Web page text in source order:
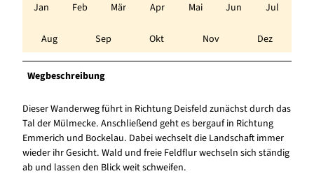
Jan Feb Mär Apr Mai Jun Jul
Aug Sep Okt Nov Dez
Wegbeschreibung
Dieser Wanderweg führt in Richtung Deisfeld zunächst durch das
Tal der Mülmecke. Anschließend geht es bergauf in Richtung
Emmerich und Bockelau. Dabei wechselt die Landschaft immer
wieder ihr Gesicht. Wald und freie Feldflur wechseln sich ständig
ab und lassen den Blick weit schweifen.